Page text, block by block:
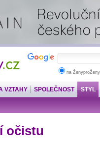
na
VZTAHY SPOLEČNOST STYL
očistu